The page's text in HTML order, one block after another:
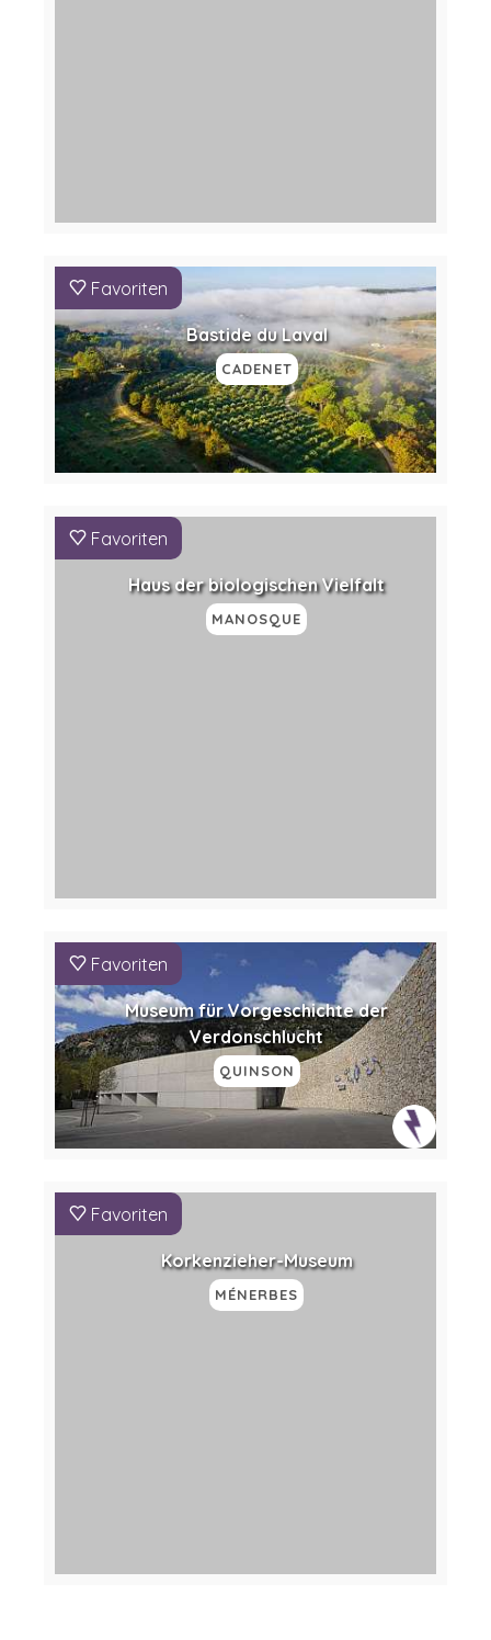
Favoriten
Bastide du Laval
CADENET
Favoriten
Haus der biologischen Vielfalt
MANOSQUE
Favoriten
Museum für Vorgeschichte der
Verdonschlucht
QUINSON
Favoriten
Korkenzieher-Museum
MÉNERBES